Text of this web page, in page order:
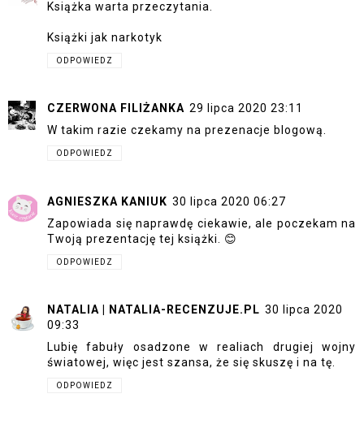
Książka warta przeczytania.
Książki jak narkotyk
ODPOWIEDZ
CZERWONA FILIŻANKA 29 lipca 2020 23:11
W takim razie czekamy na prezenacje blogową.
ODPOWIEDZ
AGNIESZKA KANIUK 30 lipca 2020 06:27
Zapowiada się naprawdę ciekawie, ale poczekam na
Twoją prezentację tej książki. 😊
ODPOWIEDZ
NATALIA | NATALIA-RECENZUJE.PL 30 lipca 2020
09:33
Lubię fabuły osadzone w realiach drugiej wojny
światowej, więc jest szansa, że się skuszę i na tę.
ODPOWIEDZ